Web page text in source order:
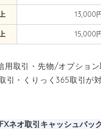
13,000
15,000
用取引・先物/オプショ
引・くりっく365取引が
FXネオ取引キャッシュバッ